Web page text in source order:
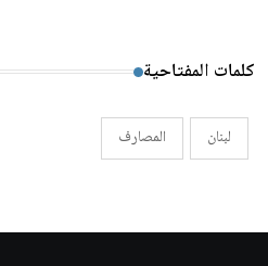
كلمات المفتاحية
لبنان المصارف